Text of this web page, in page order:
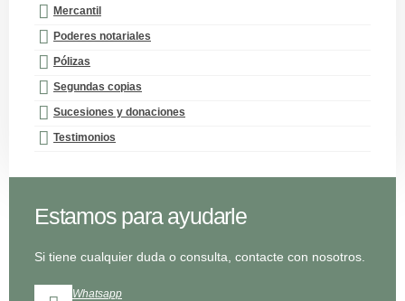
Mercantil
Poderes notariales
Pólizas
Segundas copias
Sucesiones y donaciones
Testimonios
Estamos para ayudarle
Si tiene cualquier duda o consulta, contacte con nosotros.
Whatsapp